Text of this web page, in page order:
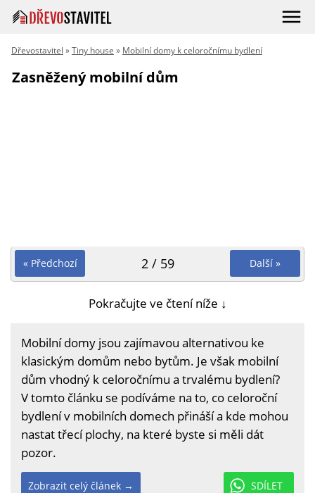
Dřevostavitel »Tiny house » Mobilní domy k celoročnímu bydlení
Zasněžený mobilní dům
« Předchozí Další »
2 / 59
Pokračujte ve čtení níže ↓
Mobilní domy jsou zajímavou alternativou ke
klasickým domům nebo bytům. Je však mobilní
dům vhodný k celoročnímu a trvalému bydlení?
V tomto článku se podíváme na to, co celoroční
bydlení v mobilních domech přináší a kde mohou
nastat třecí plochy, na které byste si měli dát
pozor.
SDÍLET
Zobrazit celý článek →